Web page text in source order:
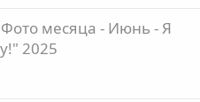
месяца - Июнь - Я
2025